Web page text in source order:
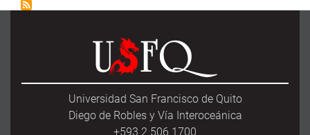
Universidad San Francisco de Quito
Diego de Robles y Vía Interoceánica
+593 2 506 1700